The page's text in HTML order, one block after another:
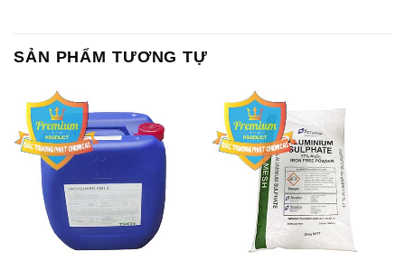
Chất Bảo Quản CMIT Thái
Lan Thailand
Phèn Nhôm – Al2(SO4)3 17%
Ấn Độ India